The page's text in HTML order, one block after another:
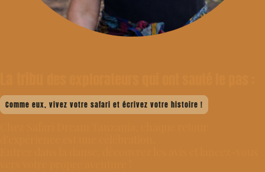
Comme eux, vivez votre safari et écrivez votre histoire !